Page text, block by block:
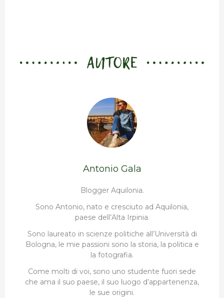
AUTORE
Antonio Gala
Blogger Aquilonia.
Sono Antonio, nato e cresciuto ad Aquilonia,
paese dell’Alta Irpinia.
Sono laureato in scienze politiche all’Università di
Bologna, le mie passioni sono la storia, la politica e
la fotografia.
Come molti di voi, sono uno studente fuori sede
che ama il suo paese, il suo luogo d’appartenenza,
le sue origini.